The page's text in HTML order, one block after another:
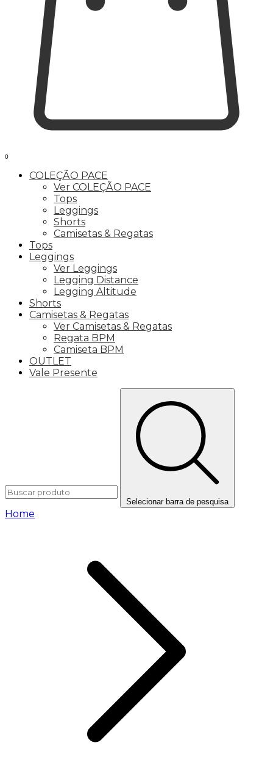
0
COLEÇÃO PACE
Ver COLEÇÃO PACE
Tops
Leggings
Shorts
Camisetas & Regatas
Tops
Leggings
Ver Leggings
Legging Distance
Legging Altitude
Shorts
Camisetas & Regatas
Ver Camisetas & Regatas
Regata BPM
Camiseta BPM
OUTLET
Vale Presente
Selecionar barra de pesquisa
Home